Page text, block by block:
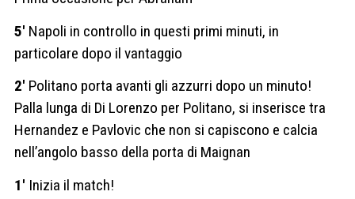
5′ Napoli in controllo in questi primi minuti, in
particolare dopo il vantaggio
2′ Politano porta avanti gli azzurri dopo un minuto!
Palla lunga di Di Lorenzo per Politano, si inserisce tra
Hernandez e Pavlovic che non si capiscono e calcia
nell’angolo basso della porta di Maignan
1′ Inizia il match!